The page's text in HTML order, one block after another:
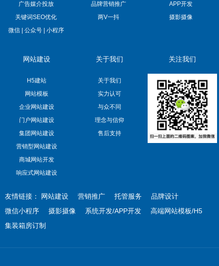
广告媒介投放
品牌营销推广
关键词SEO优化
两V一抖
微信 | 公众号 | 小程序
APP开发
摄影摄像
网站建设
H5建站
网站模板
企业网站建设
门户网站建设
集团网站建设
营销型网站建设
商城网站开发
响应式网站建设
关于我们
关于我们
实力认可
与众不同
理念与信仰
售后支持
关注我们
友情链接： 网站建设 营销推广 托管服务
品牌设计
微信小程序
摄影摄像 系统开发/APP开发
高端网站模板/H5
集装箱房订制